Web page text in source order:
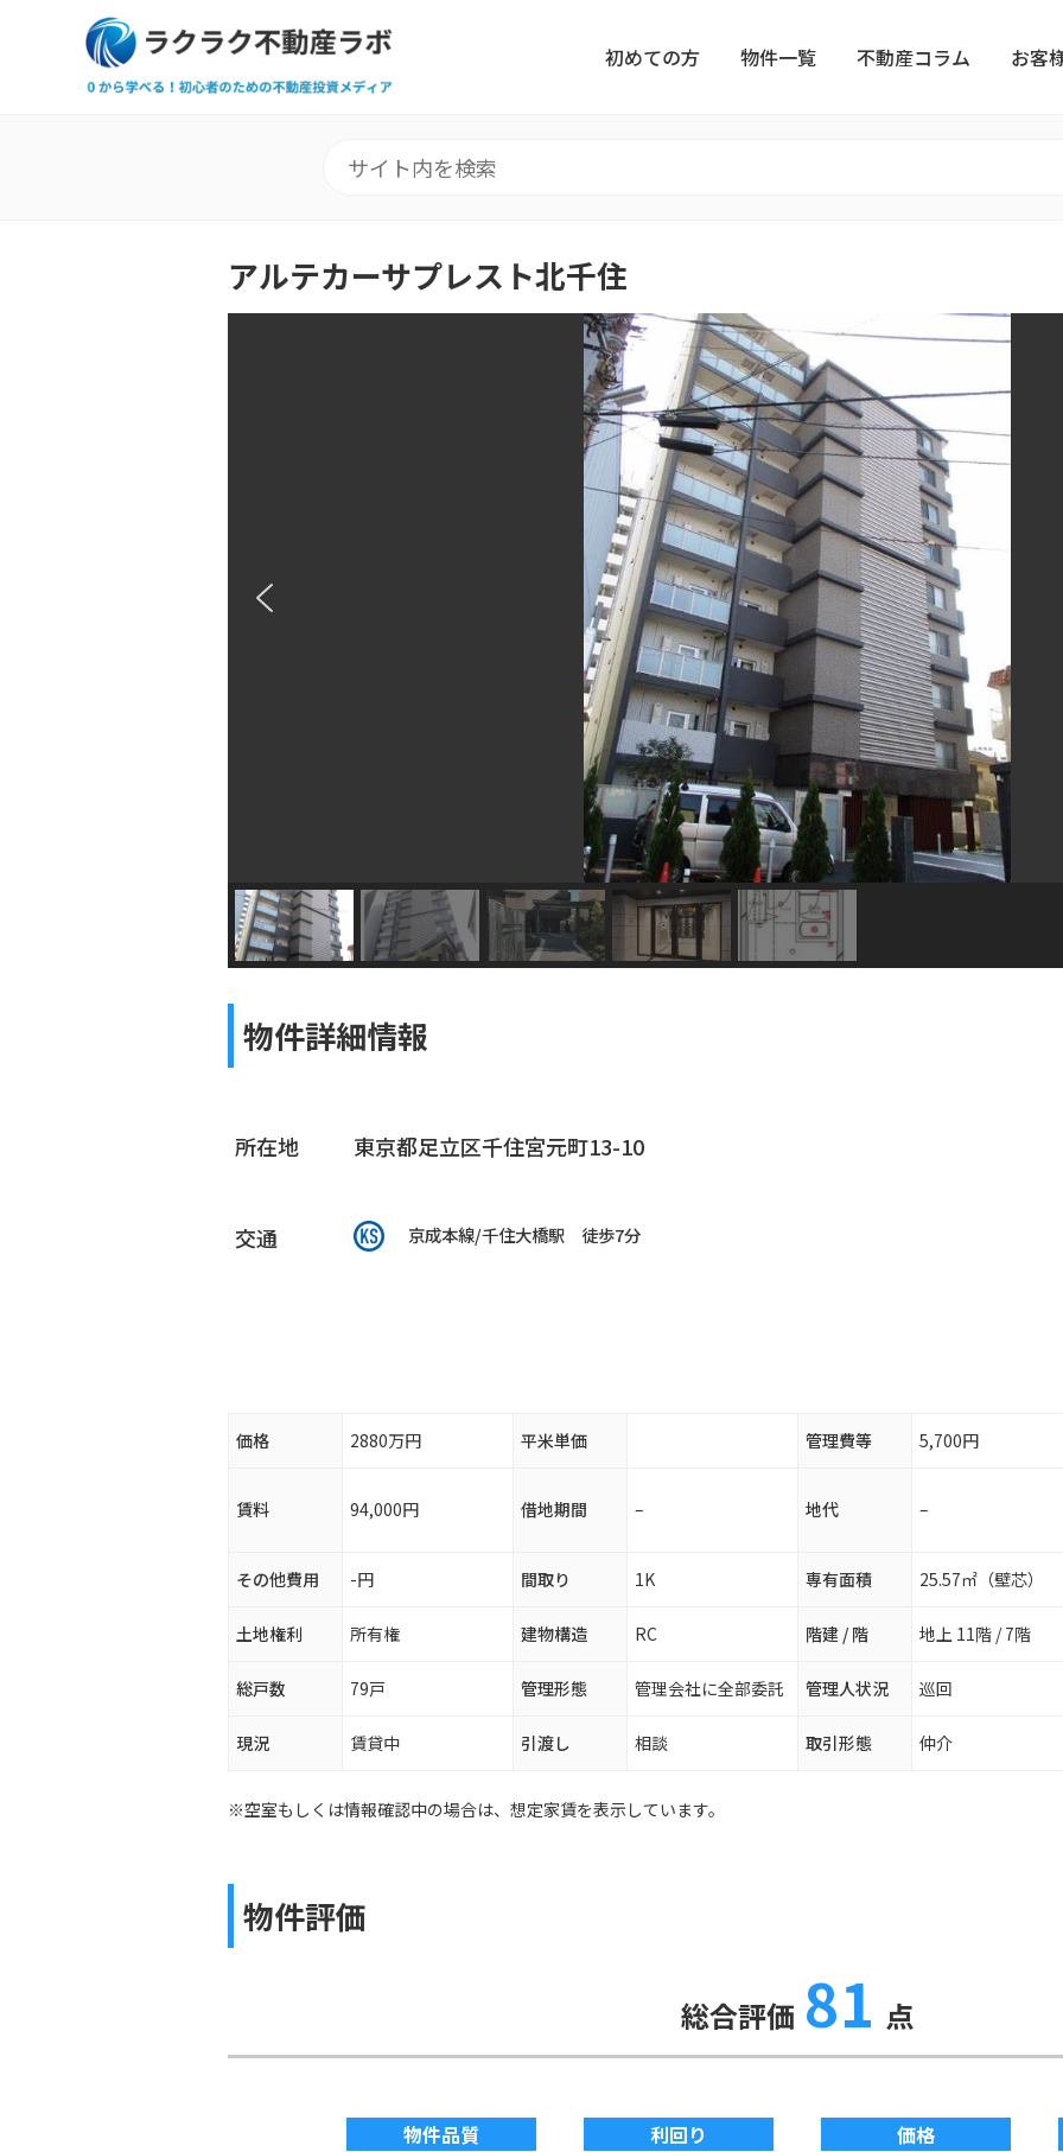
初めての方 物件一覧 不動産コラム お客
アルテカーサプレスト北千住
物件詳細情報
所在地 東京都足立区千住宮元町13-10
交通 京成本線/千住大橋駅 徒歩7分
価格 2880万円 平米単価 管理費等 5,700円
賃料 94,000円 借地期間 – 地代 –
その他費用 -円 間取り 1K 専有面積 25.57㎡（壁芯）
土地権利 所有権 建物構造 RC 階建 / 階 地上 11階 / 7階
総戸数 79戸 管理形態 管理会社に全部委託 管理人状況 巡回
現況 賃貸中 引渡し 相談 取引形態 仲介
※空室もしくは情報確認中の場合は、想定家賃を表示しています。
物件評価
総合評価 81 点
物件品質 利回り 価格